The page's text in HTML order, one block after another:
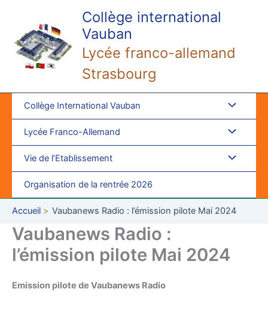
contenu
Collège international
Vauban
Lycée franco-allemand
Strasbourg
Collège International Vauban
Lycée Franco-Allemand
Vie de l’Etablissement
Organisation de la rentrée 2026
Accueil Vaubanews Radio : l’émission pilote Mai 2024
Vaubanews Radio :
l’émission pilote Mai 2024
Emission pilote de Vaubanews Radio